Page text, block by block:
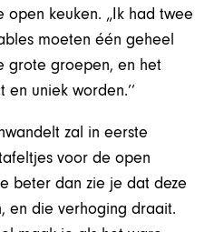
open keuken. „Ik had twee
moeten één geheel
grote groepen, en het
uniek worden.’’
zal in eerste
voor de open
beter dan zie je dat deze
en die verhoging draait.